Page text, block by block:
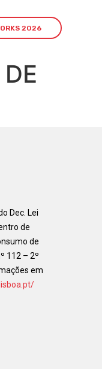
2026
Dec. Lei
de
de
112 – 2º
em